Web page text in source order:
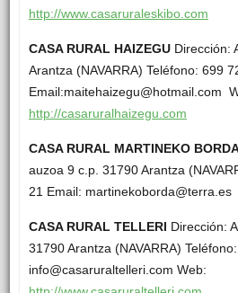
http://www.casaruraleskibo.com
CASA RURAL HAIZEGUDirección:
Arantza (NAVARRA) Teléfono: 699
Email:maitehaizegu@hotmail.com
http://casaruralhaizegu.com
CASA RURAL MARTINEKO
auzoa 9 c.p. 31790 Arantza
21 Email: martinekoborda@terra.es
CASA RURAL TELLERI Dirección:
31790 Arantza (NAVARRA)
info@casaruraltelleri.com Web: